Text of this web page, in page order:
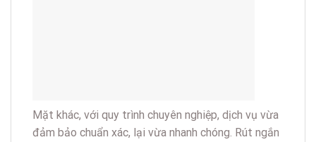
Mặt khác, với quy trình chuyên nghiệp, dịch vụ vừa
đảm bảo chuẩn xác, lại vừa nhanh chóng. Rút ngắn